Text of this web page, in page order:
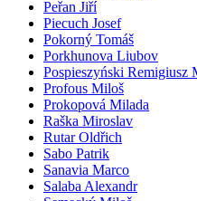
Peřan Jiří
Piecuch Josef
Pokorný Tomáš
Porkhunova Liubov
Pospieszyński Remigiusz
Profous Miloš
Prokopová Milada
Raška Miroslav
Rutar Oldřich
Sabo Patrik
Sanavia Marco
Salaba Alexandr